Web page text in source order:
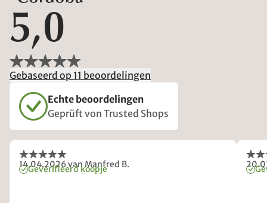
5,0
Gebaseerd op 11 beoordelingen
Echte beoordelingen
Geprüft von Trusted Shops
14.04.2026van Manfred B.
Geverifieerd koopje